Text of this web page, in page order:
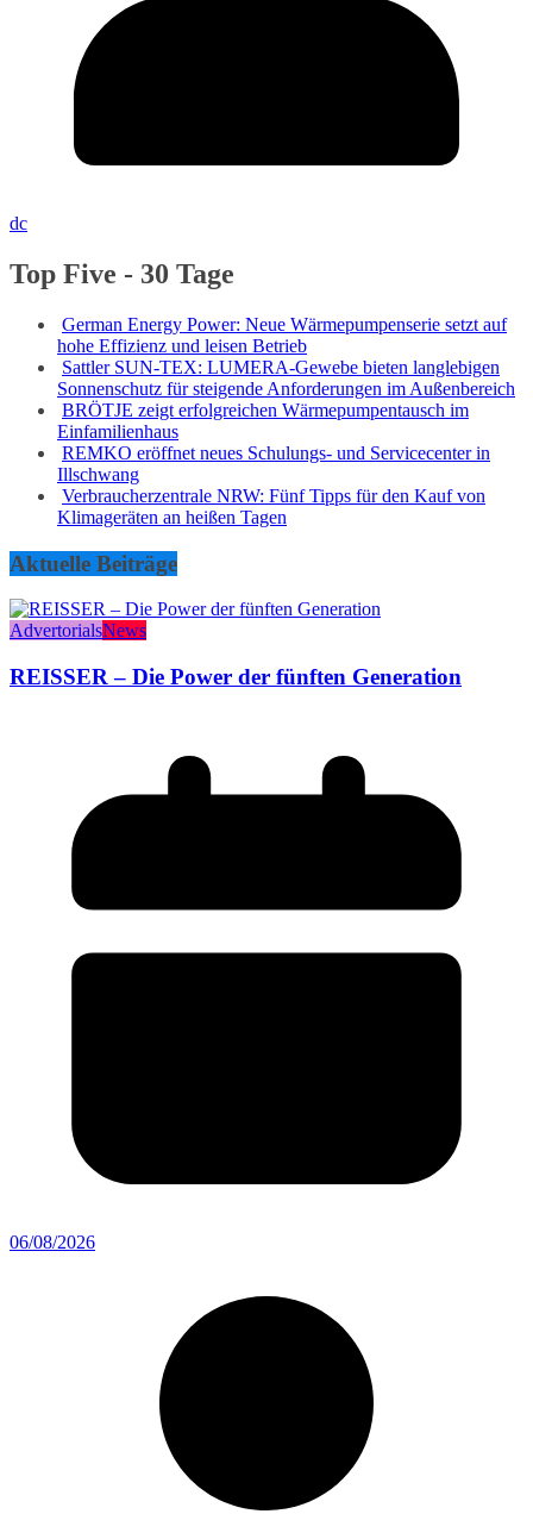
dc
Top Five - 30 Tage
German Energy Power: Neue Wärmepumpenserie setzt auf
hohe Effizienz und leisen Betrieb
Sattler SUN-TEX: LUMERA-Gewebe bieten langlebigen
Sonnenschutz für steigende Anforderungen im Außenbereich
BRÖTJE zeigt erfolgreichen Wärmepumpentausch im
Einfamilienhaus
REMKO eröffnet neues Schulungs- und Servicecenter in
Illschwang
Verbraucherzentrale NRW: Fünf Tipps für den Kauf von
Klimageräten an heißen Tagen
Aktuelle Beiträge
AdvertorialsNews
REISSER – Die Power der fünften Generation
06/08/2026